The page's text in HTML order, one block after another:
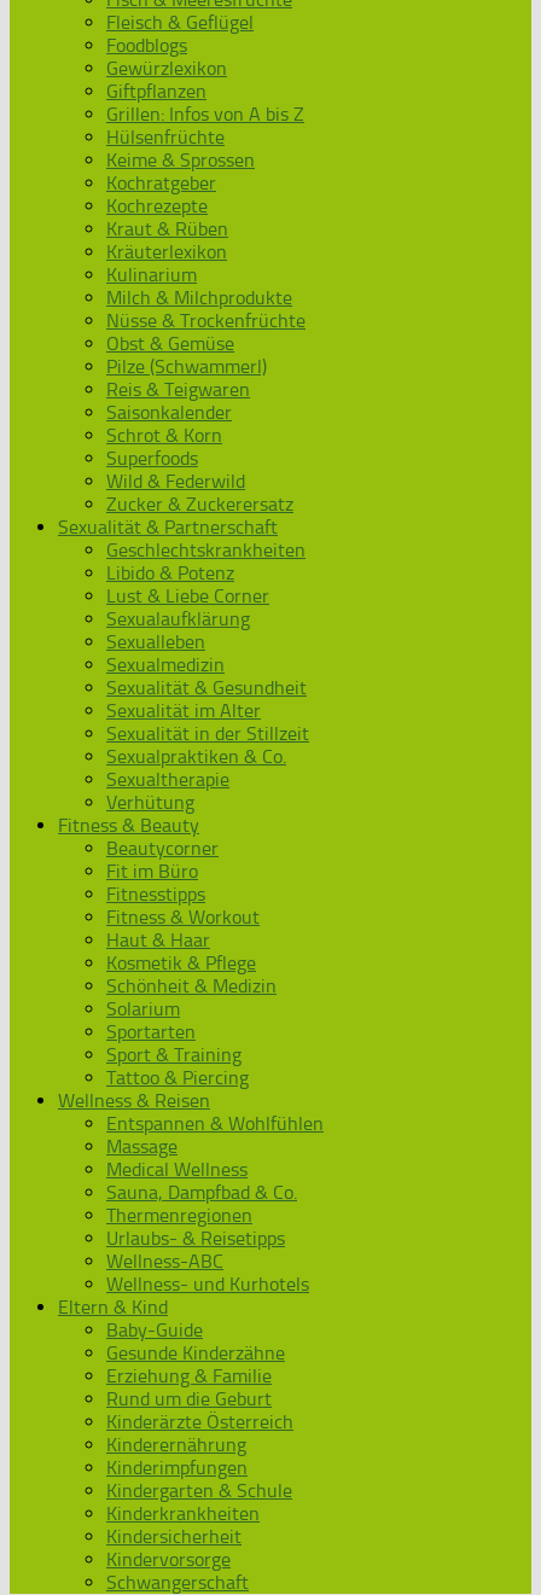
Fleisch & Geflügel
Foodblogs
Gewürzlexikon
Giftpflanzen
Grillen: Infos von A bis Z
Hülsenfrüchte
Keime & Sprossen
Kochratgeber
Kochrezepte
Kraut & Rüben
Kräuterlexikon
Kulinarium
Milch & Milchprodukte
Nüsse & Trockenfrüchte
Obst & Gemüse
Pilze (Schwammerl)
Reis & Teigwaren
Saisonkalender
Schrot & Korn
Superfoods
Wild & Federwild
Zucker & Zuckerersatz
Sexualität & Partnerschaft
Geschlechtskrankheiten
Libido & Potenz
Lust & Liebe Corner
Sexualaufklärung
Sexualleben
Sexualmedizin
Sexualität & Gesundheit
Sexualität im Alter
Sexualität in der Stillzeit
Sexualpraktiken & Co.
Sexualtherapie
Verhütung
Fitness & Beauty
Beautycorner
Fit im Büro
Fitnesstipps
Fitness & Workout
Haut & Haar
Kosmetik & Pflege
Schönheit & Medizin
Solarium
Sportarten
Sport & Training
Tattoo & Piercing
Wellness & Reisen
Entspannen & Wohlfühlen
Massage
Medical Wellness
Sauna, Dampfbad & Co.
Thermenregionen
Urlaubs- & Reisetipps
Wellness-ABC
Wellness- und Kurhotels
Eltern & Kind
Baby-Guide
Gesunde Kinderzähne
Erziehung & Familie
Rund um die Geburt
Kinderärzte Österreich
Kinderernährung
Kinderimpfungen
Kindergarten & Schule
Kinderkrankheiten
Kindersicherheit
Kindervorsorge
Schwangerschaft